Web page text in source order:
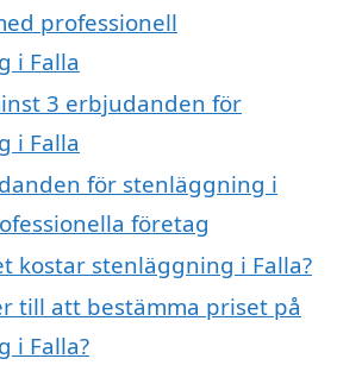
professionell
i Falla
3 erbjudanden för
i Falla
för stenläggning i
företag
kostar stenläggning i Falla?
till att bestämma priset på
i Falla?